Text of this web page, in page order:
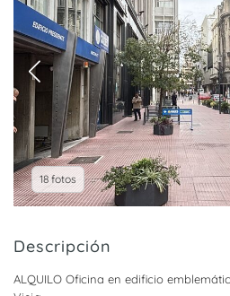
18 fotos
Descripción
ALQUILO Oficina en edificio